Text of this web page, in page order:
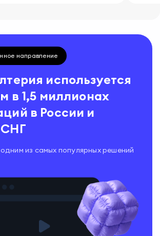
направление
используется
в 1,5 миллионах
в России и
из самых популярных решений